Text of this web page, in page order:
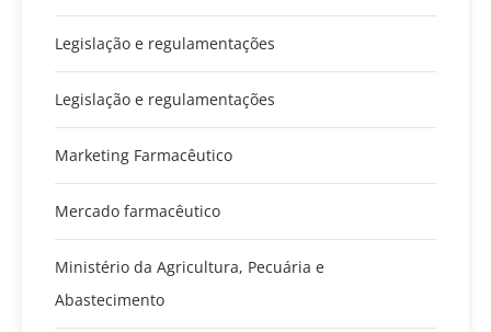
Legislação e regulamentações
Legislação e regulamentações
Marketing Farmacêutico
Mercado farmacêutico
Ministério da Agricultura, Pecuária e
Abastecimento